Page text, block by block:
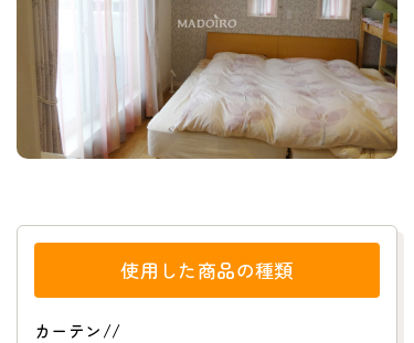
使用した商品の種類
カーテン//